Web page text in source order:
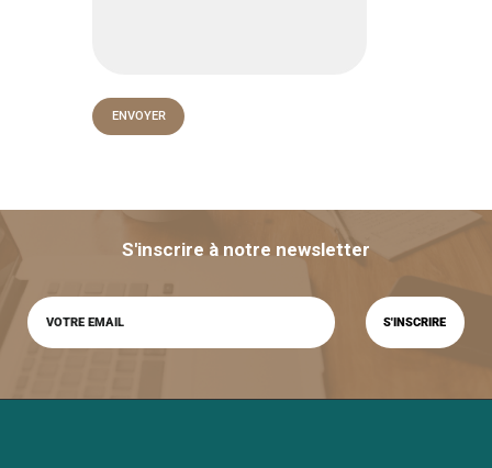
S'inscrire à notre newsletter